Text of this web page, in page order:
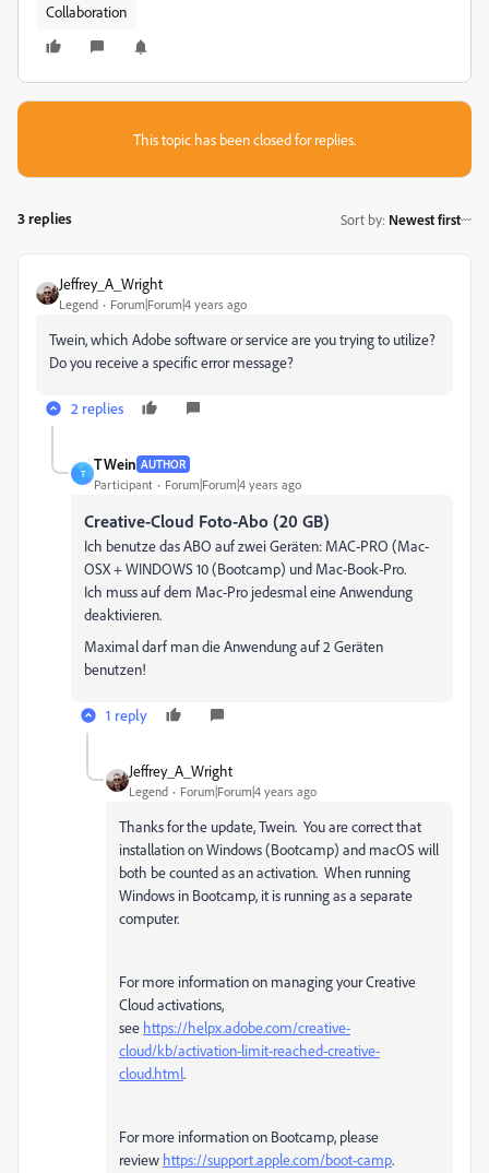
Collaboration
This topic has been closed for replies.
3 replies Sort by: Newest first
Jeffrey_A_Wright
Legend Forum|Forum|4 years ago
Twein, which Adobe software or service are you trying to utilize?
Do you receive a specific error message?
2 replies
T
TWein AUTHOR
Participant Forum|Forum|4 years ago
Creative-Cloud Foto-Abo (20 GB)
Ich benutze das ABO auf zwei Geräten: MAC-PRO (Mac-
OSX + WINDOWS 10 (Bootcamp) und Mac-Book-Pro.
Ich muss auf dem Mac-Pro jedesmal eine Anwendung
deaktivieren.
Maximal darf man die Anwendung auf 2 Geräten
benutzen!
1 reply
Jeffrey_A_Wright
Legend Forum|Forum|4 years ago
Thanks for the update, Twein. You are correct that
installation on Windows (Bootcamp) and macOS will
both be counted as an activation. When running
Windows in Bootcamp, it is running as a separate
computer.
For more information on managing your Creative
Cloud activations,
see https://helpx.adobe.com/creative-
cloud/kb/activation-limit-reached-creative-
cloud.html.
For more information on Bootcamp, please
review https://support.apple.com/boot-camp.